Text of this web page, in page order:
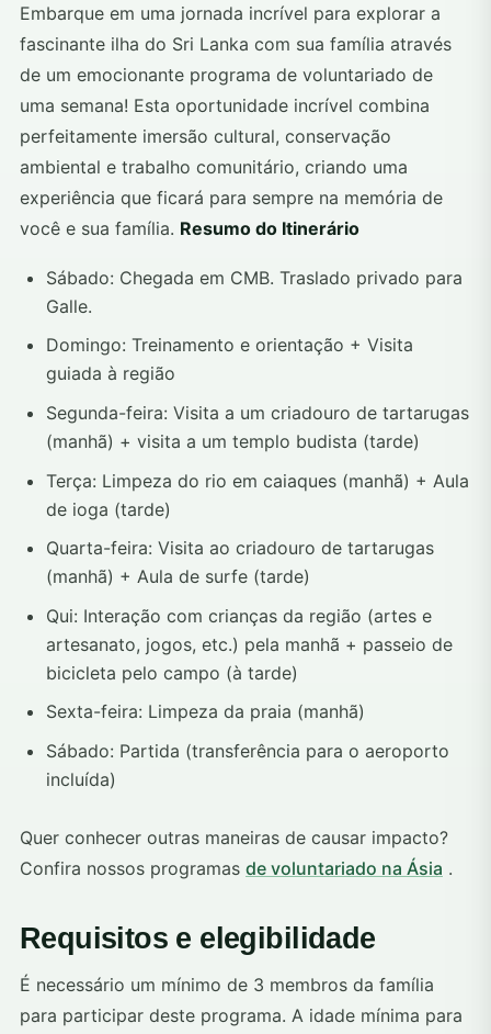
Embarque em uma jornada incrível para explorar a
fascinante ilha do Sri Lanka com sua família através
de um emocionante programa de voluntariado de
uma semana! Esta oportunidade incrível combina
perfeitamente imersão cultural, conservação
ambiental e trabalho comunitário, criando uma
experiência que ficará para sempre na memória de
você e sua família. Resumo do Itinerário
Sábado: Chegada em CMB. Traslado privado para
Galle.
Domingo: Treinamento e orientação + Visita
guiada à região
Segunda-feira: Visita a um criadouro de tartarugas
(manhã) + visita a um templo budista (tarde)
Terça: Limpeza do rio em caiaques (manhã) + Aula
de ioga (tarde)
Quarta-feira: Visita ao criadouro de tartarugas
(manhã) + Aula de surfe (tarde)
Qui: Interação com crianças da região (artes e
artesanato, jogos, etc.) pela manhã + passeio de
bicicleta pelo campo (à tarde)
Sexta-feira: Limpeza da praia (manhã)
Sábado: Partida (transferência para o aeroporto
incluída)
Quer conhecer outras maneiras de causar impacto?
Confira nossos programas de voluntariado na Ásia .
Requisitos e elegibilidade
É necessário um mínimo de 3 membros da família
para participar deste programa. A idade mínima para